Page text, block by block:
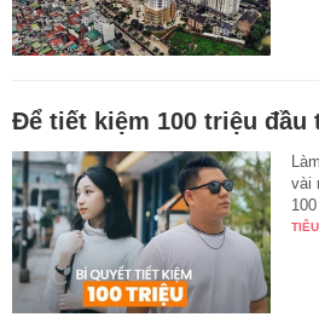
Để tiết kiệm 100 triệu
vài